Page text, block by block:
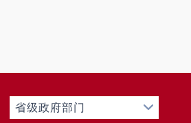
省级政府部门